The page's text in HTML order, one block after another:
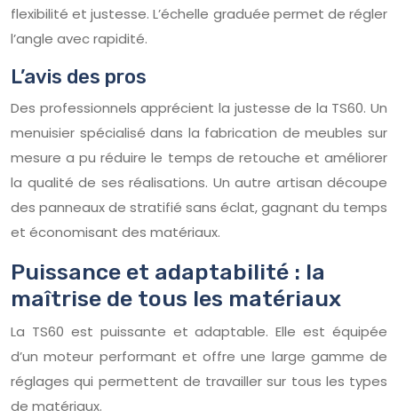
flexibilité et justesse. L’échelle graduée permet de régler
l’angle avec rapidité.
L’avis des pros
Des professionnels apprécient la justesse de la TS60. Un
menuisier spécialisé dans la fabrication de meubles sur
mesure a pu réduire le temps de retouche et améliorer
la qualité de ses réalisations. Un autre artisan découpe
des panneaux de stratifié sans éclat, gagnant du temps
et économisant des matériaux.
Puissance et adaptabilité : la
maîtrise de tous les matériaux
La TS60 est puissante et adaptable. Elle est équipée
d’un moteur performant et offre une large gamme de
réglages qui permettent de travailler sur tous les types
de matériaux.